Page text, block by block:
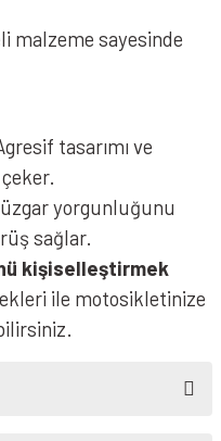
malzeme sayesinde
tasarımı ve
yorgunluğunu
sağlar.
kişiselleştirmek
ile motosikletinize